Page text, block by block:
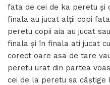
fata de cei de ka peretu și
finala au jucat alții copi
peretu copii aia au jucat
finala și în finala ati jucat
corect oare asa de tare
peretu urat din partea
cei de la peretu sa câștige